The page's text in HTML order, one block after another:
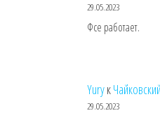
29.05.2023
Фсе работает.
Yuryк
29.05.2023